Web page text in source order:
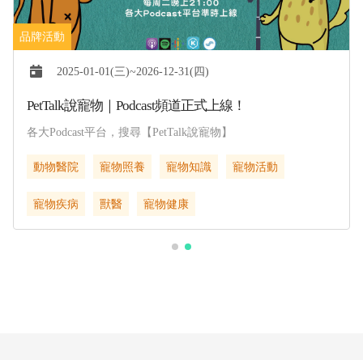
2025-01-01(三)~2026-12-31(四)
PetTalk說寵物｜Podcast頻道正式上線！
各大Podcast平台，搜尋【PetTalk說寵物】
動物醫院 寵物照養 寵物知識 寵物活動
寵物疾病 獸醫 寵物健康